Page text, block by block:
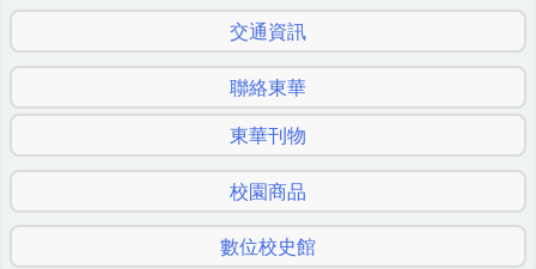
交通資訊
聯絡東華
東華刊物
校園商品
數位校史館